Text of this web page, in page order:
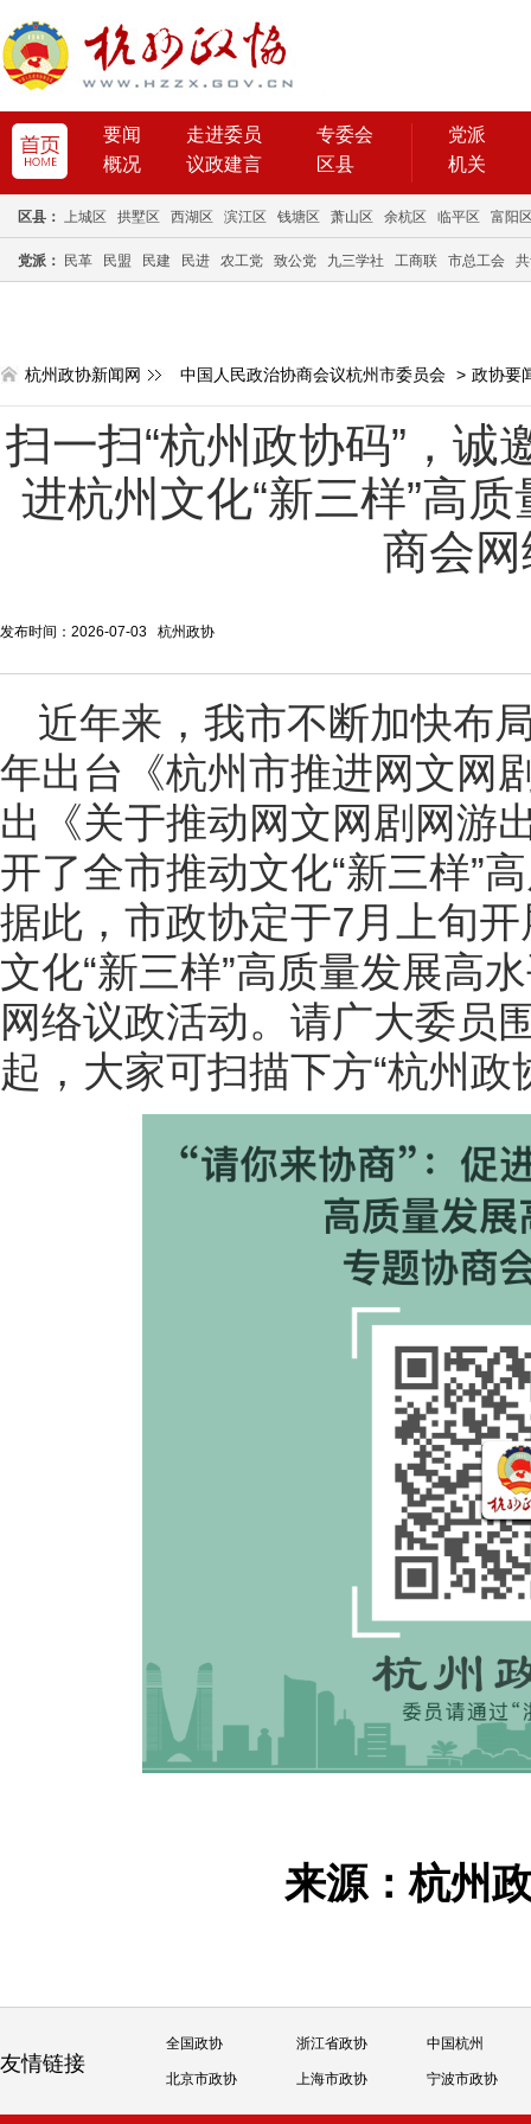
要闻 走进委员
专委会
概况
议政建言 区县
党派
机关
区县： 上城区 拱墅区 西湖区 滨江区 钱塘区 萧山区 余杭区 临平区 富阳
党派： 民革 民盟 民建 民进 农工党 致公党 九三学社 工商联 市总工会
杭州政协新闻网 中国人民政治协商会议杭州市委员会 > 政协要
扫一扫“杭州政协码”，诚
进杭州文化“新三样”高
商会
发布时间：2026-07-03 杭州政协
近年来，我市不断加快布
年出台《杭州市推进网文网
出《关于推动网文网剧网游
开了全市推动文化“新三样”
据此，市政协定于7月上旬
文化“新三样”高质量发展高
网络议政活动。请广大委员
起，大家可扫描下方“杭州政
来源：杭
友情链接
全国政协 浙江省政协 中国杭州
北京市政协 上海市政协 宁波市政协